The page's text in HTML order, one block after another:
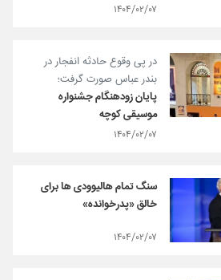
۱۴۰۴/۰۲/۰۷
در پی وقوع حادثه انفجار در
بندر عباس صورت گرفت؛
پایان زودهنگام جشنواره
موسیقی کوچه
۱۴۰۴/۰۲/۰۷
سنگ تمام هالیوودی‌ ها برای
خالق «پدرخوانده»
۱۴۰۴/۰۲/۰۷